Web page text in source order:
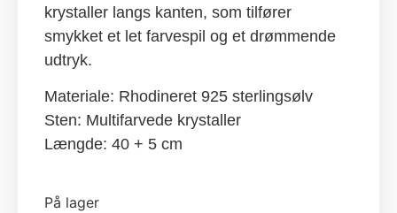
krystaller langs kanten, som tilfører
smykket et let farvespil og et drømmende
udtryk.
Materiale: Rhodineret 925 sterlingsølv
Sten: Multifarvede krystaller
Længde: 40 + 5 cm
På lager